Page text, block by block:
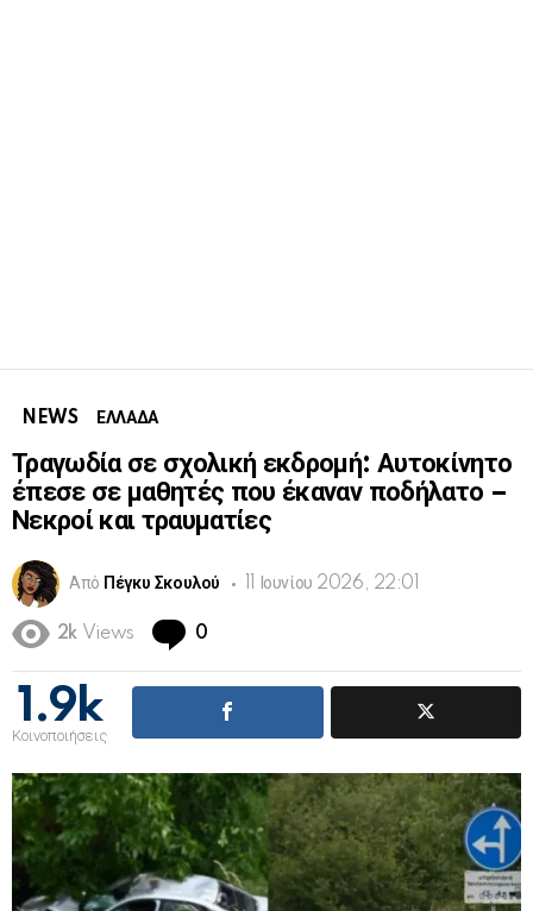
NEWS ΕΛΛΑΔΑ
Τραγωδία σε σχολική εκδρομή: Αυτοκίνητο
έπεσε σε μαθητές που έκαναν ποδήλατο –
Νεκροί και τραυματίες
Από Πέγκυ Σκουλού 11 Ιουνίου 2026, 22:01
2k Views 0
1.9k
Κοινοποιήσεις